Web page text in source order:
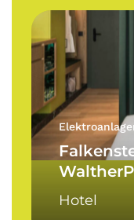
Falkensteiner
Hotel
Bozen
WaltherPark
Hotel